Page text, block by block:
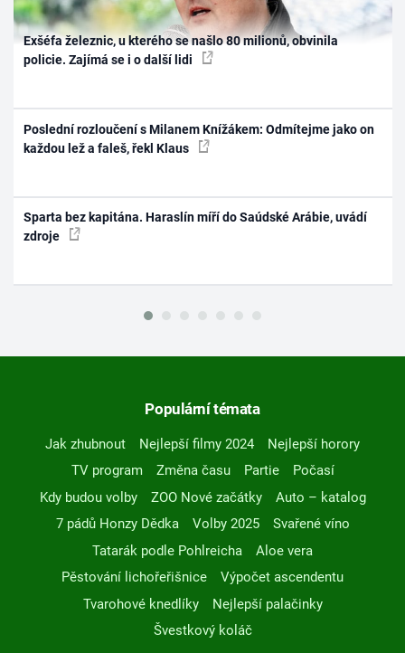
Exšéfa železnic, u kterého se našlo 80 milionů, obvinila
policie. Zajímá se i o další lidi
Poslední rozloučení s Milanem Knížákem: Odmítejme jako on
každou lež a faleš, řekl Klaus
Sparta bez kapitána. Haraslín míří do Saúdské Arábie, uvádí
zdroje
Populární témata
Jak zhubnout Nejlepší filmy 2024
Nejlepší horory
TV program
Změna času Partie
Počasí
Kdy budou volby
ZOO Nové začátky
Auto – katalog
7 pádů Honzy Dědka
Volby 2025
Svařené víno
Tatarák podle Pohlreicha
Aloe vera
Pěstování lichořeřišnice
Výpočet ascendentu
Tvarohové knedlíky
Nejlepší palačinky
Švestkový koláč